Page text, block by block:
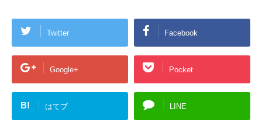
Twitter Facebook
Google+ Pocket
B! はてブ LINE